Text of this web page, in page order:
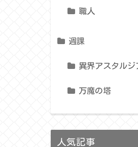
職人
週課
異界アスタルジ
万魔の塔
人気記事